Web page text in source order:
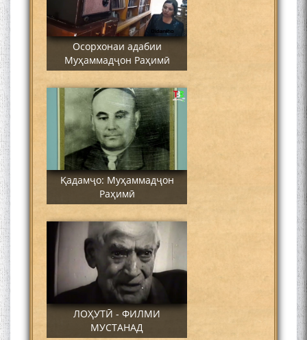
Осорхонаи адабии
Муҳаммадҷон Раҳимӣ
Қадамҷо: Муҳаммадҷон
Раҳимӣ
ЛОҲУТӢ - ФИЛМИ
МУСТАНАД